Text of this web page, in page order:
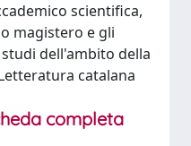
scientifica,
magistero e gli
dell'ambito della
catalana
completa